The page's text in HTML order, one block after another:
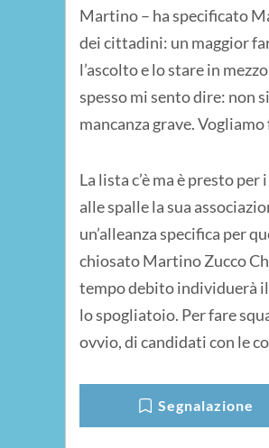
Martino – ha specificato
dei cittadini: un maggior
l’ascolto e lo stare in
spesso mi sento dire: non
mancanza grave.
La lista c’è ma è presto
alle spalle la sua
un’alleanza specifica per
chiosato Martino Zucco
tempo debito individuerà
lo spogliatoio. Per fare
ovvio, di candidati con le
Segnalazione